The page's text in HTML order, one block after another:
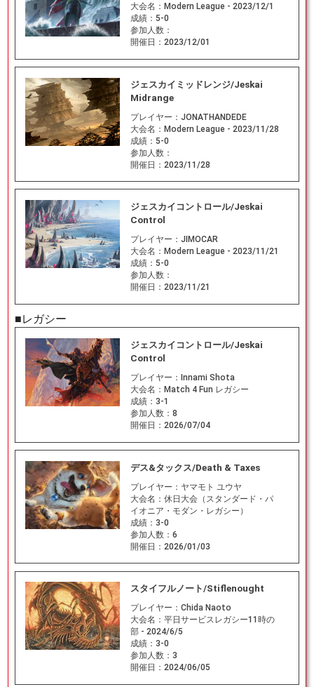
大会名： Modern League - 2023/12/1
成績： 5-0
参加人数：
開催日： 2023/12/01
ジェスカイミッドレンジ/Jeskai
Midrange
プレイヤー： JONATHANDEDE
大会名： Modern League - 2023/11/28
成績： 5-0
参加人数：
開催日： 2023/11/28
ジェスカイコントロール/Jeskai
Control
プレイヤー： JIMOCAR
大会名： Modern League - 2023/11/21
成績： 5-0
参加人数：
開催日： 2023/11/21
■レガシー
ジェスカイコントロール/Jeskai
Control
プレイヤー： Innami Shota
大会名： Match 4 Fun レガシー
成績： 3-1
参加人数： 8
開催日： 2026/07/04
デス&タックス/Death & Taxes
プレイヤー： ヤマモト ユウヤ
大会名： 休日大会（スタンダード・パ
イオニア・モダン・レガシー）
成績： 3-0
参加人数： 6
開催日： 2026/01/03
スタイフルノート/Stiflenought
プレイヤー： Chida Naoto
大会名： 平日サービスレガシー11時の
部 - 2024/6/5
成績： 3-0
参加人数： 3
開催日： 2024/06/05